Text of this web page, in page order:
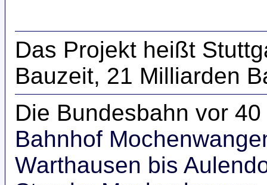
Das Projekt heißt
Bauzeit, 21 Milliarden
Die Bundesbahn vor
Bahnhof
Warthausen bis